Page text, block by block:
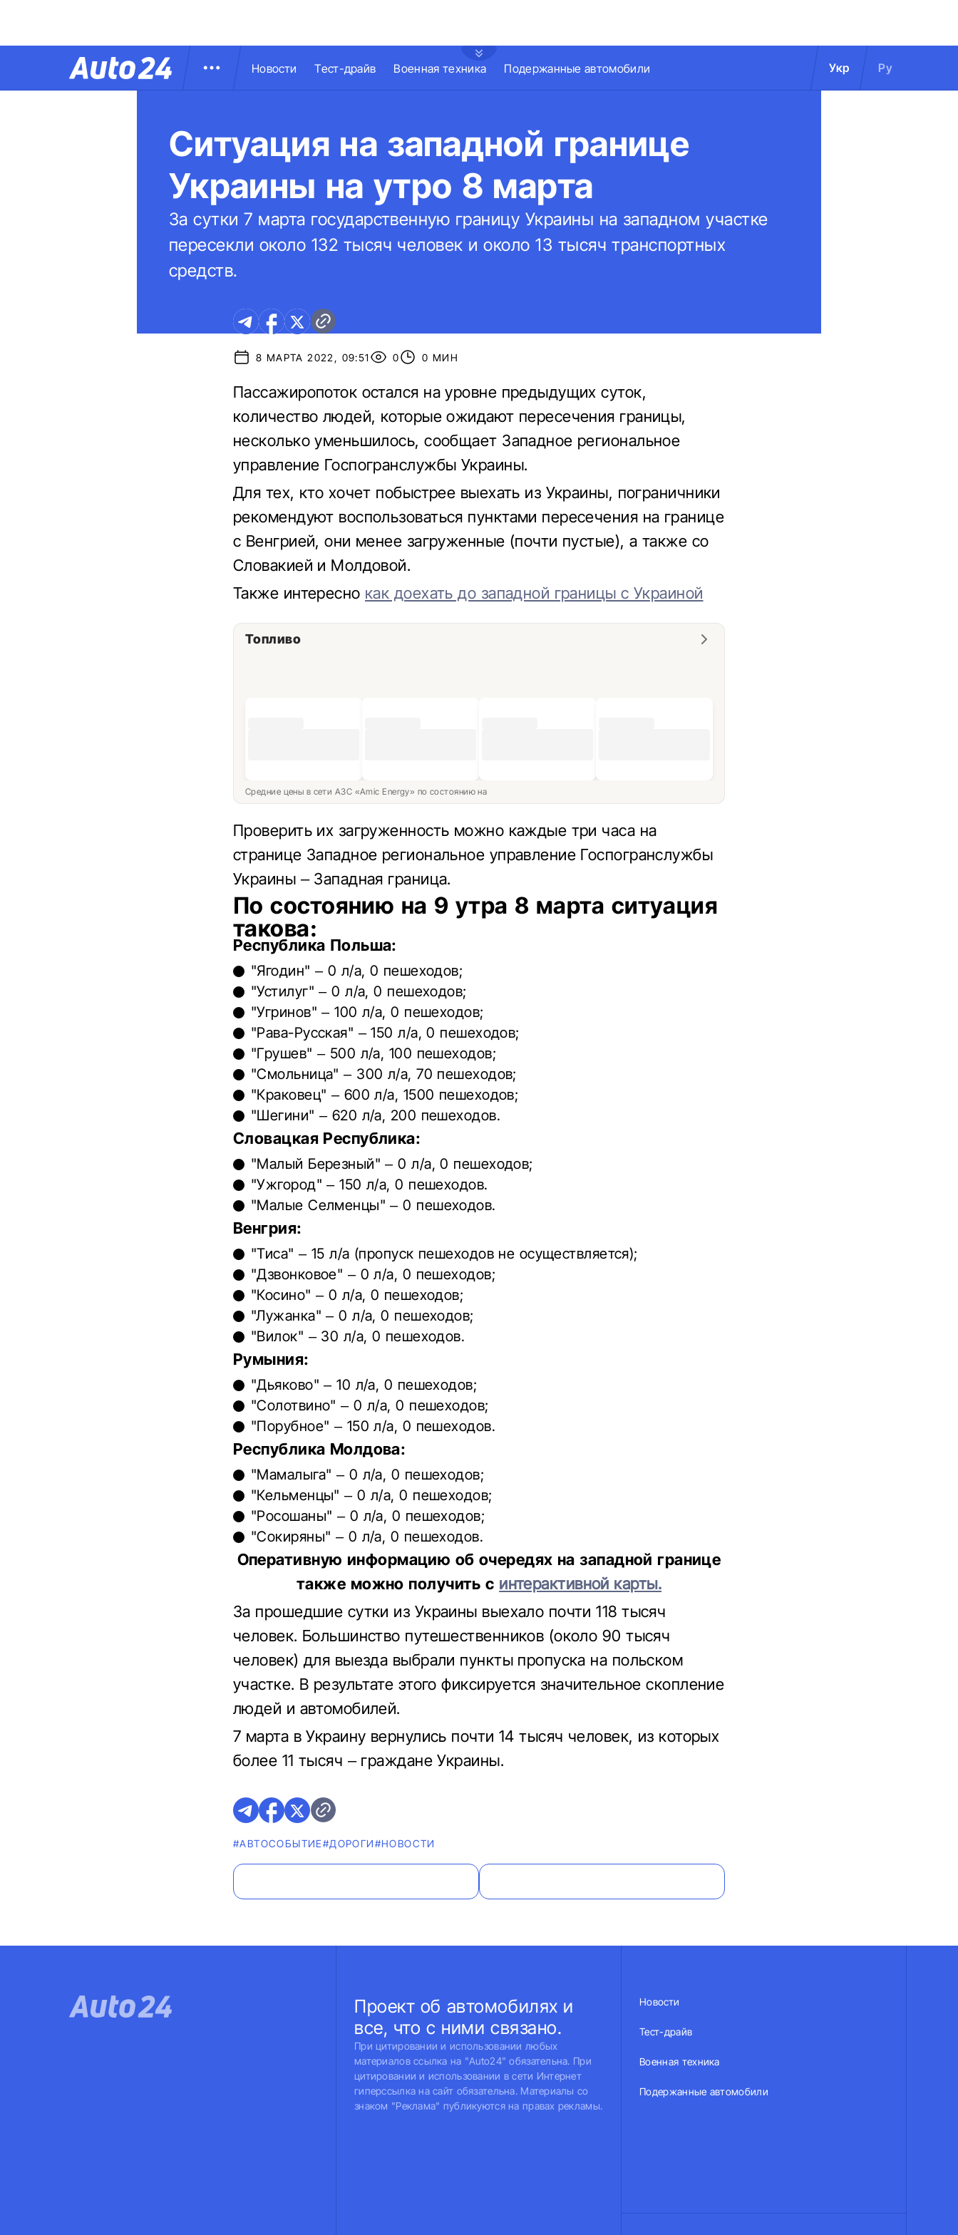
Новости Тест-драйв Военная техника Подержанные автомобили Укр Ру
Ситуация на западной границе
Украины на утро 8 марта
За сутки 7 марта государственную границу Украины на западном участке
пересекли около 132 тысяч человек и около 13 тысяч транспортных
средств.
8 МАРТА 2022, 09:51 0 0 МИН
Пассажиропоток остался на уровне предыдущих суток,
количество людей, которые ожидают пересечения границы,
несколько уменьшилось, сообщает Западное региональное
управление Госпогранслужбы Украины.
Для тех, кто хочет побыстрее выехать из Украины, пограничники
рекомендуют воспользоваться пунктами пересечения на границе
с Венгрией, они менее загруженные (почти пустые), а также со
Словакией и Молдовой.
Также интересно как доехать до западной границы с Украиной
Топливо
Средние цены в сети АЗС «Amic Energy» по состоянию на
Проверить их загруженность можно каждые три часа на
странице Западное региональное управление Госпогранслужбы
Украины – Западная граница.
По состоянию на 9 утра 8 марта ситуация
такова:
Республика Польша:
"Ягодин" – 0 л/а, 0 пешеходов;
"Устилуг" – 0 л/а, 0 пешеходов;
"Угринов" – 100 л/а, 0 пешеходов;
"Рава-Русская" – 150 л/а, 0 пешеходов;
"Грушев" – 500 л/а, 100 пешеходов;
"Смольница" – 300 л/а, 70 пешеходов;
"Краковец" – 600 л/а, 1500 пешеходов;
"Шегини" – 620 л/а, 200 пешеходов.
Словацкая Республика:
"Малый Березный" – 0 л/а, 0 пешеходов;
"Ужгород" – 150 л/а, 0 пешеходов.
"Малые Селменцы" – 0 пешеходов.
Венгрия:
"Тиса" – 15 л/а (пропуск пешеходов не осуществляется);
"Дзвонковое" – 0 л/а, 0 пешеходов;
"Косино" – 0 л/а, 0 пешеходов;
"Лужанка" – 0 л/а, 0 пешеходов;
"Вилок" – 30 л/а, 0 пешеходов.
Румыния:
"Дьяково" – 10 л/а, 0 пешеходов;
"Солотвино" – 0 л/а, 0 пешеходов;
"Порубное" – 150 л/а, 0 пешеходов.
Республика Молдова:
"Мамалыга" – 0 л/а, 0 пешеходов;
"Кельменцы" – 0 л/а, 0 пешеходов;
"Росошаны" – 0 л/а, 0 пешеходов;
"Сокиряны" – 0 л/а, 0 пешеходов.
Оперативную информацию об очередях на западной границе
также можно получить с интерактивной карты.
За прошедшие сутки из Украины выехало почти 118 тысяч
человек. Большинство путешественников (около 90 тысяч
человек) для выезда выбрали пункты пропуска на польском
участке. В результате этого фиксируется значительное скопление
людей и автомобилей.
7 марта в Украину вернулись почти 14 тысяч человек, из которых
более 11 тысяч – граждане Украины.
#АВТОСОБЫТИЕ#ДОРОГИ#НОВОСТИ
Проект об автомобилях и
все, что с ними связано.
При цитировании и использовании любых
материалов ссылка на "Auto24" обязательна. При
цитировании и использовании в сети Интернет
гиперссылка на сайт обязательна. Материалы со
знаком "Реклама" публикуются на правах рекламы.
Новости
Тест-драйв
Военная техника
Подержанные автомобили